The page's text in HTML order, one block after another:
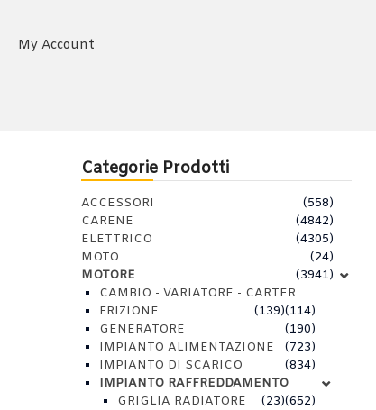
My Account
Categorie Prodotti
ACCESSORI
(558)
CARENE
(4842)
ELETTRICO
(4305)
MOTO
(24)
MOTORE
(3941)
CAMBIO - VARIATORE - CARTER
(114)
FRIZIONE
(139)
GENERATORE
(190)
IMPIANTO ALIMENTAZIONE
(723)
IMPIANTO DI SCARICO
(834)
IMPIANTO RAFFREDDAMENTO
(652)
GRIGLIA RADIATORE
(23)